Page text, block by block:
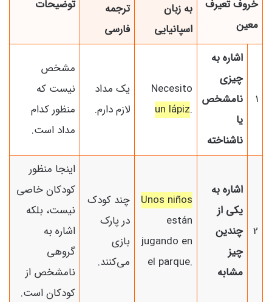
خروف تعیرف
معین
توضیحات
به زبان
اسپانیایی
ترجمه
فارسی
1
اشاره به
چیزی
نامشخص
یا
ناشناخته
Necesito
un lápiz.
یک مداد
لازم دارم.
مشخص
نیست که
منظور کدام
مداد است.
2
اشاره به
یکی از
چندین
چیز
مشابه
Unos niños
están
jugando en
el parque.
چند کودک
در پارک
بازی
می‌کنند.
اینجا منظور
کودکان خاصی
نیست، بلکه
اشاره به
گروهی
نامشخص از
کودکان است.